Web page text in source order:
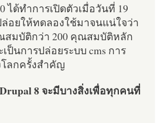
ได้ทำการเปิดตัวเมื่อวันที่ 19
ล่อยให้ทดลองใช้มาจนแน่ใจว่า
มบัติกว่า 200 คุณสมบัติหลัก
ป็นการปล่อยระบบ cms การ
ลกครั้งสำคัญ
Drupal 8 จะมีบางสิ่งเพื่อทุกคนที่